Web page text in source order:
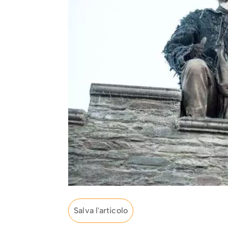
Salva l'articolo